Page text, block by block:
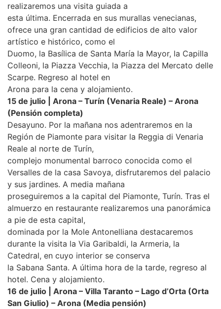
realizaremos una visita guiada a
esta última. Encerrada en sus murallas venecianas,
ofrece una gran cantidad de edificios de alto valor
artístico e histórico, como el
Duomo, la Basílica de Santa María la Mayor, la Capilla
Colleoni, la Piazza Vecchia, la Piazza del Mercato delle
Scarpe. Regreso al hotel en
Arona para la cena y alojamiento.
15 de julio | Arona – Turín (Venaria Reale) – Arona
(Pensión completa)
Desayuno. Por la mañana nos adentraremos en la
Región de Piamonte para visitar la Reggia di Venaria
Reale al norte de Turín,
complejo monumental barroco conocida como el
Versalles de la casa Savoya, disfrutaremos del palacio
y sus jardines. A media mañana
proseguiremos a la capital del Piamonte, Turín. Tras el
almuerzo en restaurante realizaremos una panorámica
a pie de esta capital,
dominada por la Mole Antonelliana destacaremos
durante la visita la Via Garibaldi, la Armeria, la
Catedral, en cuyo interior se conserva
la Sabana Santa. A última hora de la tarde, regreso al
hotel. Cena y alojamiento.
16 de julio | Arona – Villa Taranto – Lago d’Orta (Orta
San Giulio) – Arona (Media pensión)